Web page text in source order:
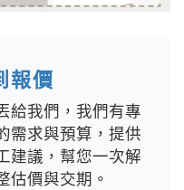
報價
給我們，我們有專
需求與預算，提供
建議，幫您一次解
估價與交期。